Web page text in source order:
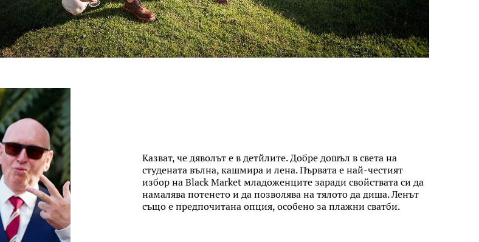
Казват, че дяволът е в детйлите. Добре дошъл в света на
студената вълна, кашмира и лена. Първата е най-честият
избор на Black Market младоженците заради свойствата си да
намалява потенето и да позволява на тялото да диша. Ленът
също е предпочитана опция, особено за плажни сватби.